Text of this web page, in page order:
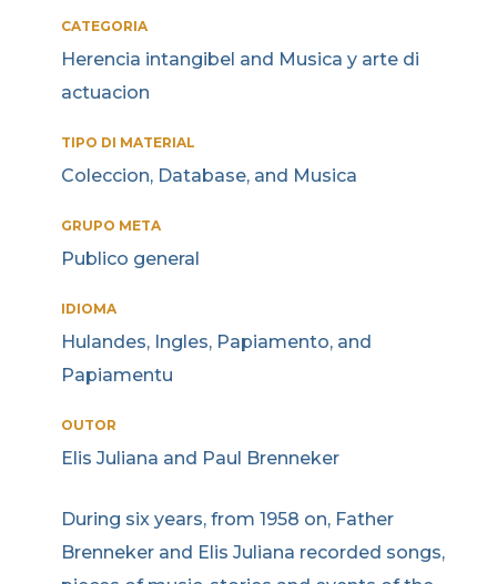
CATEGORIA
Herencia intangibel and Musica y arte di
actuacion
TIPO DI MATERIAL
Coleccion, Database, and Musica
GRUPO META
Publico general
IDIOMA
Hulandes, Ingles, Papiamento, and
Papiamentu
OUTOR
Elis Juliana and Paul Brenneker
During six years, from 1958 on, Father
Brenneker and Elis Juliana recorded songs,